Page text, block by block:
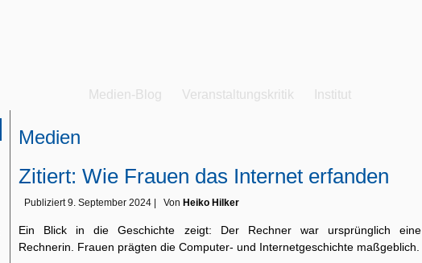
Medien-Blog Veranstaltungskritik Institut
Medien
Zitiert: Wie Frauen das Internet erfanden
Publiziert 9. September 2024 Von Heiko Hilker
Ein Blick in die Geschichte zeigt: Der Rechner war ursprünglich eine
Rechnerin. Frauen prägten die Computer- und Internetgeschichte maßgeblich.